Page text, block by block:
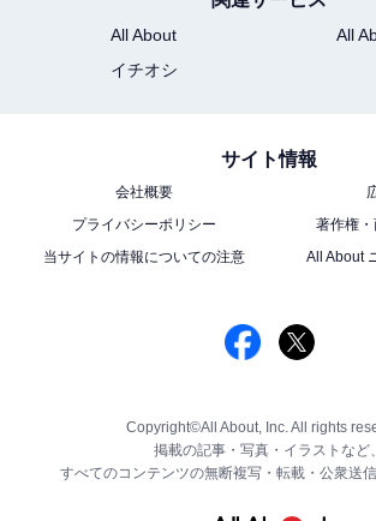
All About
All
イチオシ
サイト情報
会社概要
プライバシーポリシー
著作権
当サイトの情報についての注意
All About
Copyright©All About, Inc. All rights
掲載の記事・写真・イラストなど、
すべてのコンテンツの無断複写・転載・公衆送信